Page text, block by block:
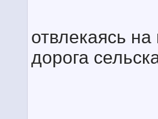
отвлекаясь
дорога